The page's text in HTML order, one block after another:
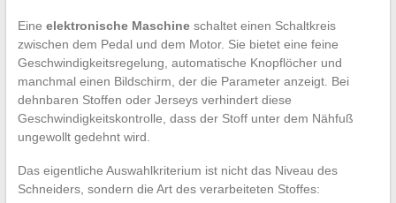
Eine elektronische Maschineschaltet einen Schaltkreis
zwischen dem Pedal und dem Motor. Sie bietet eine feine
Geschwindigkeitsregelung, automatische Knopflöcher und
manchmal einen Bildschirm, der die Parameter anzeigt. Bei
dehnbaren Stoffen oder Jerseys verhindert diese
Geschwindigkeitskontrolle, dass der Stoff unter dem Nähfuß
ungewollt gedehnt wird.
Das eigentliche Auswahlkriterium ist nicht das Niveau des
Schneiders, sondern die Art des verarbeiteten Stoffes: